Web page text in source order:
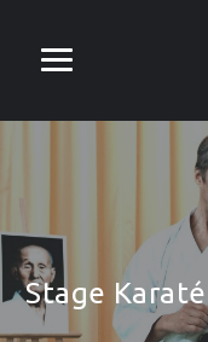
Stage